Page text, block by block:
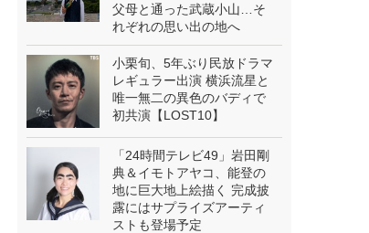
父母と通った武蔵小山…そ
れぞれの思い出の地へ
小栗旬、5年ぶり民放ドラマ
レギュラー出演 横浜流星と
唯一無二の異色のバディで
初共演【LOST10】
「24時間テレビ49」岩田剛
典＆イモトアヤコ、能登の
地に巨大地上絵描く 完成披
露にはサプライズアーティ
ストも登場予定